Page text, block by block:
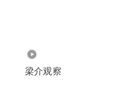
有如投入湖水中的一
梁介观察